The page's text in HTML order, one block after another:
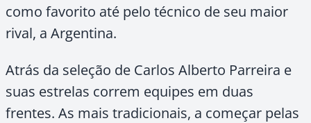
como favorito até pelo técnico de seu maior
rival, a Argentina.
Atrás da seleção de Carlos Alberto Parreira e
suas estrelas correm equipes em duas
frentes. As mais tradicionais, a começar pelas